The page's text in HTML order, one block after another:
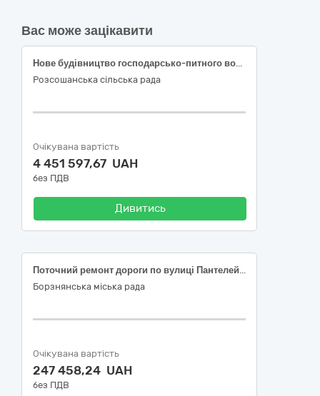
Вас може зацікавити
Нове будівництво господарсько-питного водопостачання (вул. Лугова, вул. Подільська, вул. Зелена, провул. Райський, провул. Вільховий, провул. Дружній, вул. Каденюка, вул. Центральна, вул. Садова, вул. Затишна, провул. Сосновий, провул. Героїв України) в с. Малиничі Хмельницького району Хмельницької області
Розсошанська сільська рада
Очікувана вартість
4 451 597,67 UAH
без ПДВ
Дивитись
Поточний ремонт дороги по вулиці Пантелеймона Куліша у місті Борзна Чернігівської області (ДК 021:2015: 45233142-6 - Ремонт доріг)
Борзнянська міська рада
Очікувана вартість
247 458,24 UAH
без ПДВ